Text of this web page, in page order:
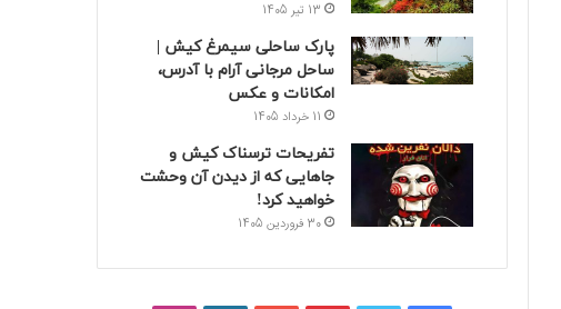
13 تیر 1405
پارک ساحلی سیمرغ کیش |
ساحل مرجانی آرام با آدرس،
امکانات و عکس
11 خرداد 1405
تفریحات ترسناک کیش و
جاهایی که از دیدن آن وحشت
خواهید کرد!
30 فروردین 1405